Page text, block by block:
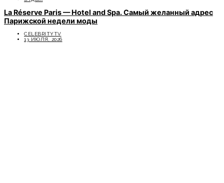
La Réserve Paris — Hotel and Spa. Самый желанный адрес
Парижской недели моды
CELEBRITYTV
13 ИЮЛЯ, 2026